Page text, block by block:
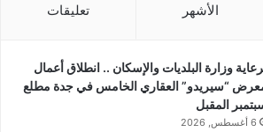
الأشهر تعليقات
وزارة البلديات والإسكان .. انطلاق أعمال
“سيريدو” العقاري الخامس في جدة مطلع
المقبل
6 أغسطس, 2026